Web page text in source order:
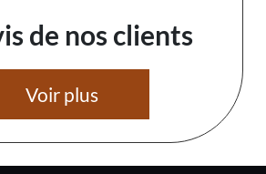
de nos clients
Voir plus